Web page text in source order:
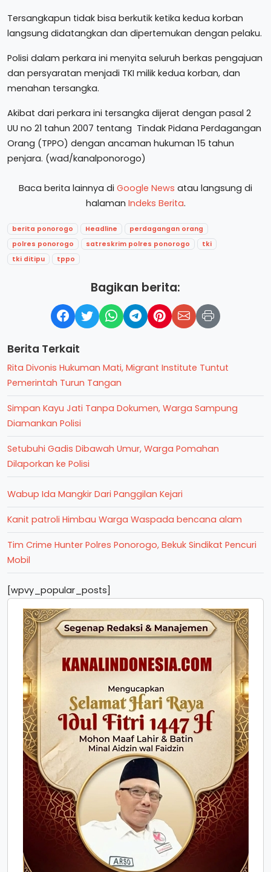
Tersangkapun tidak bisa berkutik ketika kedua korban
langsung didatangkan dan dipertemukan dengan pelaku.
Polisi dalam perkara ini menyita seluruh berkas pengajuan
dan persyaratan menjadi TKI milik kedua korban, dan
menahan tersangka.
Akibat dari perkara ini tersangka dijerat dengan pasal 2
UU no 21 tahun 2007 tentang Tindak Pidana Perdagangan
Orang (TPPO) dengan ancaman hukuman 15 tahun
penjara. (wad/kanalponorogo)
Baca berita lainnya di Google News atau langsung di
halaman Indeks Berita.
berita ponorogo Headline
perdagangan orang
polres ponorogo
satreskrim polres ponorogo
tki
tki ditipu
tppo
Bagikan berita:
Berita Terkait
Rita Divonis Hukuman Mati, Migrant Institute Tuntut
Pemerintah Turun Tangan
Simpan Kayu Jati Tanpa Dokumen, Warga Sampung
Diamankan Polisi
Setubuhi Gadis Dibawah Umur, Warga Pomahan
Dilaporkan ke Polisi
Wabup Ida Mangkir Dari Panggilan Kejari
Kanit patroli Himbau Warga Waspada bencana alam
Tim Crime Hunter Polres Ponorogo, Bekuk Sindikat Pencuri
Mobil
[wpvy_popular_posts]